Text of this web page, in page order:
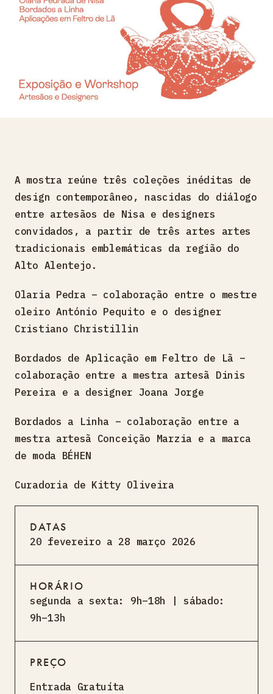
A mostra reúne três coleções inéditas de
design contemporâneo, nascidas do diálogo
entre artesãos de Nisa e designers
convidados, a partir de três artes artes
tradicionais emblemáticas da região do
Alto Alentejo.
Olaria Pedra – colaboração entre o mestre
oleiro António Pequito e o designer
Cristiano Christillin
Bordados de Aplicação em Feltro de Lã –
colaboração entre a mestra artesã Dinis
Pereira e a designer Joana Jorge
Bordados a Linha – colaboração entre a
mestra artesã Conceição Marzia e a marca
de moda BÉHEN
Curadoria de Kitty Oliveira
DATAS
20 fevereiro a 28 março 2026
HORÁRIO
segunda a sexta: 9h–18h | sábado:
9h–13h
PREÇO
Entrada Gratuíta